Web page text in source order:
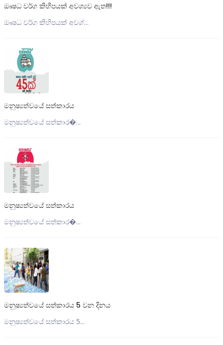
ඖෂධ වර්ග කිහිපයක් අවශ්‍යව ඇත!!!
ඖෂධ වර්ග කිහිපයක් අවශ්...
මනුෂ්‍යත්වයේ සත්කාරය
මනුෂ්‍යත්වයේ සත්කාර�...
මනුෂ්‍යත්වයේ සත්කාරය
මනුෂ්‍යත්වයේ සත්කාර�...
මනුෂ්‍යත්වයේ සත්කාරය 5 වන දිනය
මනුෂ්‍යත්වයේ සත්කාරය 5...